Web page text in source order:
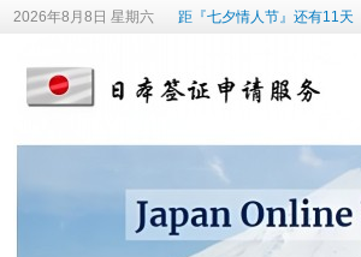
2026年8月8日 星期六 距『七夕情人节』还有11天